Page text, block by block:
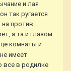
и лая
так ругается
на против
а та и глазом
комнаты и
имеет
все в родилке